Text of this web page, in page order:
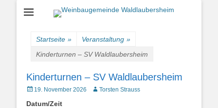
Weinbaugemeinde
Einfach schön leben
Startseite » Veranstaltung »
Kinderturnen – SV Waldlaubersheim
Kinderturnen – SV Waldlaubersheim
Veröffentlicht
19. November 2026 AutorTorsten Strauss
Datum/Zeit